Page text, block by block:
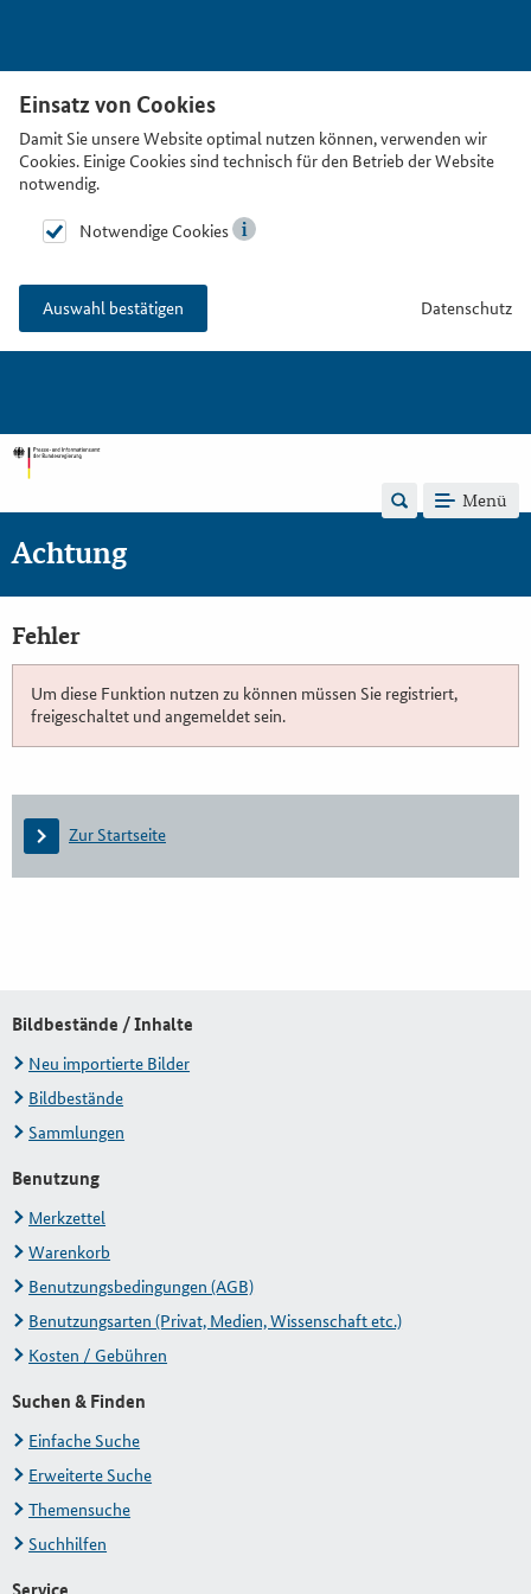
Einsatz von Cookies
Damit Sie unsere Website optimal nutzen können, verwenden wir
Cookies. Einige Cookies sind technisch für den Betrieb der Website
notwendig.
Notwendige Cookies
Auswahl bestätigen Datenschutz
Menü
Achtung
Fehler
Um diese Funktion nutzen zu können müssen Sie registriert,
freigeschaltet und angemeldet sein.
Zur Startseite
Bildbestände / Inhalte
Neu importierte Bilder
Bildbestände
Sammlungen
Benutzung
Merkzettel
Warenkorb
Benutzungsbedingungen (AGB)
Benutzungsarten (Privat, Medien, Wissenschaft etc.)
Kosten / Gebühren
Suchen & Finden
Einfache Suche
Erweiterte Suche
Themensuche
Suchhilfen